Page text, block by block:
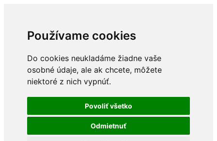
Používame cookies
Do cookies neukladáme žiadne vaše
osobné údaje, ale ak chcete, môžete
niektoré z nich vypnúť.
Povoliť všetko
Odmietnuť